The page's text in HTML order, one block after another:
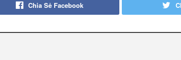
Chia Sẻ Facebook